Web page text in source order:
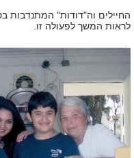
החיילים וה"דודות" המתנדבות
לראות המשך לפעולה זו.